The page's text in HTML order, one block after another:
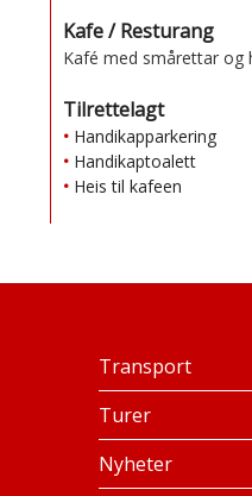
Kafe / Resturang
Kafé med smårettar og
Tilrettelagt
Handikapparkering
Handikaptoalett
Heis til kafeen
Transport
Turer
Nyheter